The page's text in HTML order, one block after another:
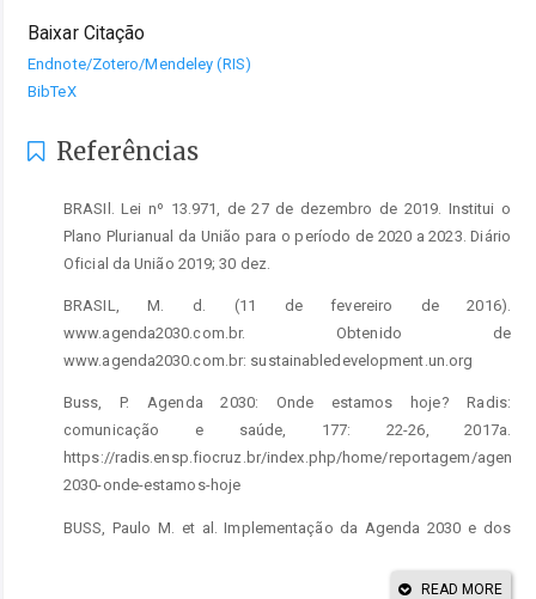
Baixar Citação
Endnote/Zotero/Mendeley (RIS)
BibTeX
Referências
BRASIl. Lei nº 13.971, de 27 de dezembro de 2019. Institui o
Plano Plurianual da União para o período de 2020 a 2023. Diário
Oficial da União 2019; 30 dez.
BRASIL, M. d. (11 de fevereiro de 2016).
www.agenda2030.com.br. Obtenido de
www.agenda2030.com.br: sustainabledevelopment.un.org
Buss, P. Agenda 2030: Onde estamos hoje? Radis:
comunicação e saúde, 177: 22-26, 2017a.
https://radis.ensp.fiocruz.br/index.php/home/reportagem/agenda-
2030-onde-estamos-hoje
BUSS, Paulo M. et al. Implementação da Agenda 2030 e dos
READ MORE